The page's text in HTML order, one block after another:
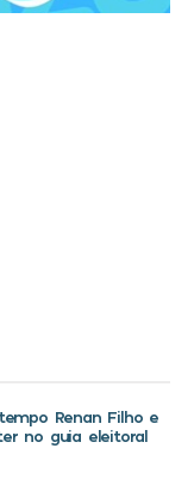
Renan Filho e
no guia eleitoral